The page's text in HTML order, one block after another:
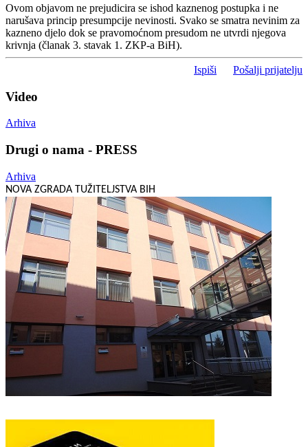
Ovom objavom ne prejudicira se ishod kaznenog postupka i ne
narušava princip presumpcije nevinosti. Svako se smatra nevinim za
kazneno djelo dok se pravomoćnom presudom ne utvrdi njegova
krivnja (članak 3. stavak 1. ZKP-a BiH).
Ispiši Pošalji prijatelju
Video
Arhiva
Drugi o nama - PRESS
Arhiva
NOVA ZGRADA TUŽITELJSTVA BIH